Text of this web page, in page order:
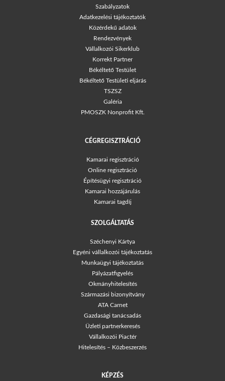
Szabályzatok
Adatkezelési tájékoztatók
Közérdekű adatok
Rendezvények
Vállalkozói Sikerklub
Korrekt Partner
Békéltető Testület
Békéltető Testületi eljárás
TSZSZ
Galéria
PMOSZK Nonprofit Kft.
CÉGREGISZTRÁCIÓ
Kamarai regisztráció
Online regisztráció
Építésügyi regisztráció
Kamarai hozzájárulás
Kamarai tagdíj
SZOLGÁLTATÁS
Széchenyi Kártya
Egyéni vállalkozói tájékoztatás
Munkaügyi tájékoztatás
Pályázatfigyelés
Okmányhitelesítés
Származási bizonyítvány
ATA Carnet
Gazdasági tanácsadás
Üzleti partnerkeresés
Vállalkozói Piactér
Hitelesítés – Közbeszerzés
KÉPZÉS